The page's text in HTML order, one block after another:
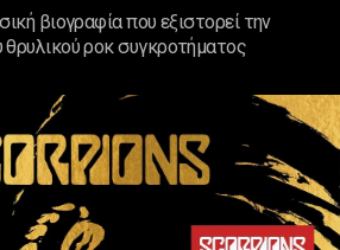
βιογραφία που εξιστορεί την
θρυλικού ροκ συγκροτήματος